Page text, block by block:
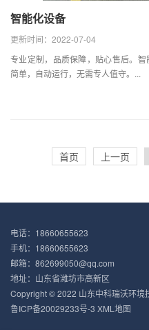
智能化设备
更新时间：2022-07-04
专业定制，品质保障，贴心售后。
简单，自动运行，无需专人值守。...
首页 上一页
电话：18660655623
手机：18660655623
邮箱：862699050@qq.com
地址：山东省潍坊市高新区
Copyright © 2022 山东中科瑞沃环境
鲁ICP备20029233号-3 XML地图